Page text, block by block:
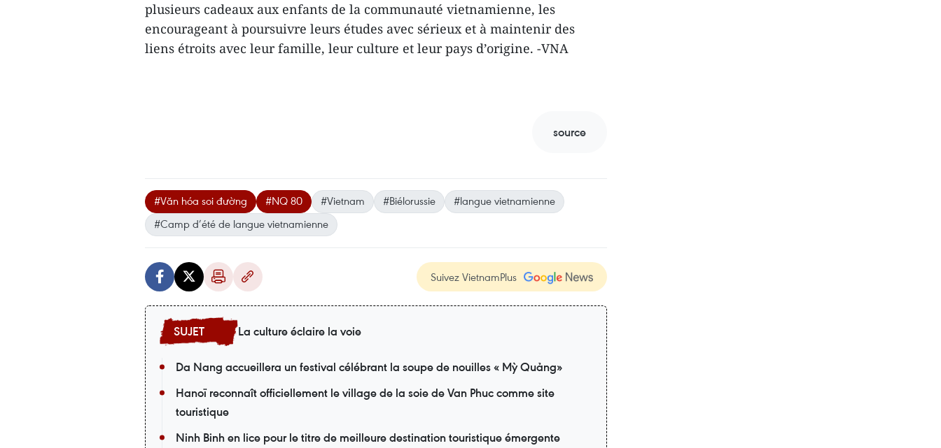
plusieurs cadeaux aux enfants de la communauté vietnamienne, les
encourageant à poursuivre leurs études avec sérieux et à maintenir des
liens étroits avec leur famille, leur culture et leur pays d’origine. -VNA
source
#Văn hóa soi đường #NQ 80 #Vietnam #Biélorussie
#langue vietnamienne
#Camp d’été de langue vietnamienne
Suivez VietnamPlus
La culture éclaire la voie
Da Nang accueillera un festival célébrant la soupe de nouilles « Mỳ Quảng»
Hanoï reconnaît officiellement le village de la soie de Van Phuc comme site
touristique
Ninh Binh en lice pour le titre de meilleure destination touristique émergente